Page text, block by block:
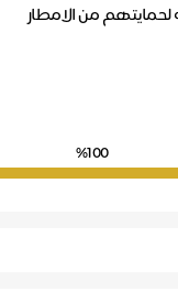
أرملة 51 سنه تعول 5 أيتام منزلها يحتاج الى تغطية سقفه لحمايتهم من الامطار
%100